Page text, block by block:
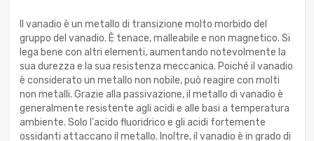
Il vanadio è un metallo di transizione molto morbido del
gruppo del vanadio. È tenace, malleabile e non magnetico. Si
lega bene con altri elementi, aumentando notevolmente la
sua durezza e la sua resistenza meccanica. Poiché il vanadio
è considerato un metallo non nobile, può reagire con molti
non metalli. Grazie alla passivazione, il metallo di vanadio è
generalmente resistente agli acidi e alle basi a temperatura
ambiente. Solo l'acido fluoridrico e gli acidi fortemente
ossidanti attaccano il metallo. Inoltre, il vanadio è in grado di